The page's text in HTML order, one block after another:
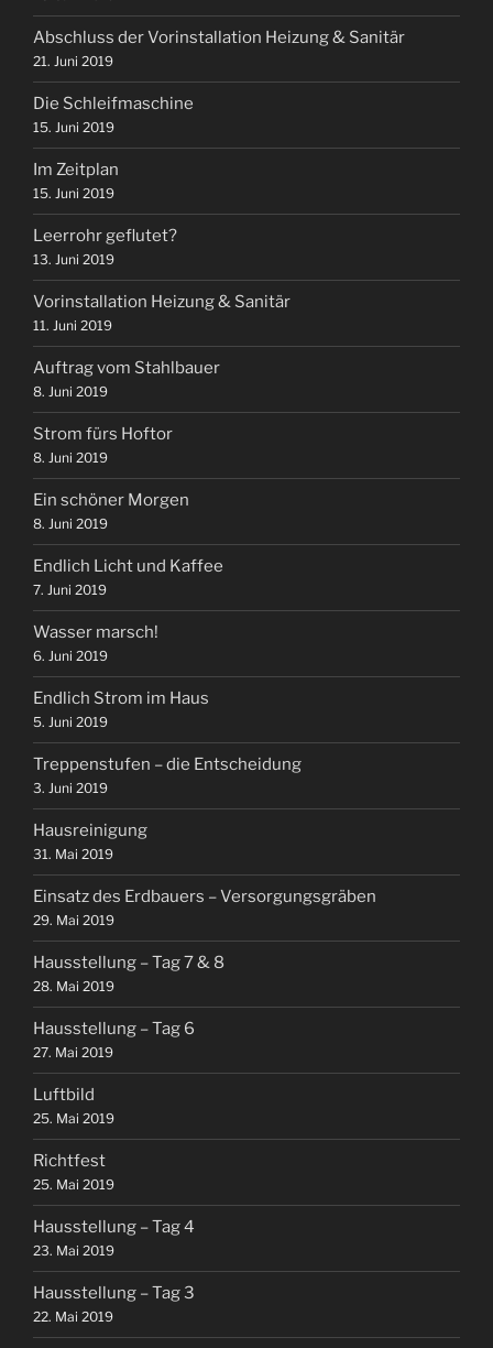
Abschluss der Vorinstallation Heizung & Sanitär
21. Juni 2019
Die Schleifmaschine
15. Juni 2019
Im Zeitplan
15. Juni 2019
Leerrohr geflutet?
13. Juni 2019
Vorinstallation Heizung & Sanitär
11. Juni 2019
Auftrag vom Stahlbauer
8. Juni 2019
Strom fürs Hoftor
8. Juni 2019
Ein schöner Morgen
8. Juni 2019
Endlich Licht und Kaffee
7. Juni 2019
Wasser marsch!
6. Juni 2019
Endlich Strom im Haus
5. Juni 2019
Treppenstufen – die Entscheidung
3. Juni 2019
Hausreinigung
31. Mai 2019
Einsatz des Erdbauers – Versorgungsgräben
29. Mai 2019
Hausstellung – Tag 7 & 8
28. Mai 2019
Hausstellung – Tag 6
27. Mai 2019
Luftbild
25. Mai 2019
Richtfest
25. Mai 2019
Hausstellung – Tag 4
23. Mai 2019
Hausstellung – Tag 3
22. Mai 2019